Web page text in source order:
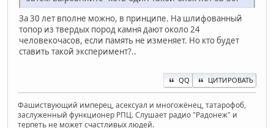
За 30 лет вполне можно, в принципе. На шлифованный
топор из твердых пород камня дают около 24
человекочасов, если память не изменяет. Но кто будет
ставить такой эксперимент?..
QQ ЦИТИРОВАТЬ
Фашиствующий имперец, асексуал и многожёнец, татарофоб,
заслуженный функционер РПЦ. Слушает радио "Радонеж" и
терпеть не может счастливых людей.